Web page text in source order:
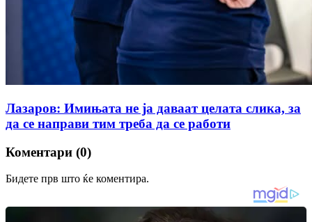
Лазаров: Имињата не ја даваат целата слика, за
да се направи тим треба да се работи
Коментари (0)
Бидете прв што ќе коментира.